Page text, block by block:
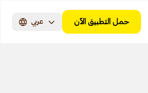
حمل التطبيق الآن عربي